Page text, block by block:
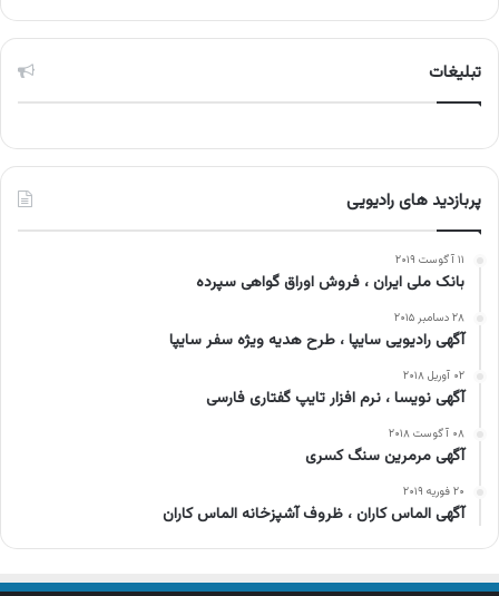
تبلیغات
پربازدید های رادیویی
۱۱ آگوست ۲۰۱۹
بانک ملی ایران ، فروش اوراق گواهی سپرده
۲۸ دسامبر ۲۰۱۵
آگهی رادیویی سایپا ، طرح هدیه ویژه سفر سایپا
۰۲ آوریل ۲۰۱۸
آگهی نویسا ، نرم افزار تایپ گفتاری فارسی
۰۸ آگوست ۲۰۱۸
آگهی مرمرین سنگ کسری
۲۰ فوریه ۲۰۱۹
آگهی الماس کاران ، ظروف آشپزخانه الماس کاران